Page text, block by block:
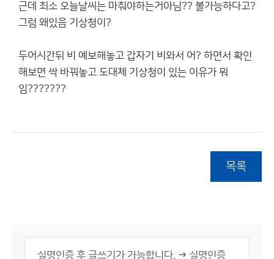
근데 최소 오늘날씨는 마춰야하는거아님?? 불가능하다고?
그럼 왜있음 기상청이?
두어시간뒤 비 예보해놓고 갑자기 비와서 어? 하면서 확인
해보면 싹 바꿔놓고 도대체 기상청이 있는 이유가 뭐
임???????
목록